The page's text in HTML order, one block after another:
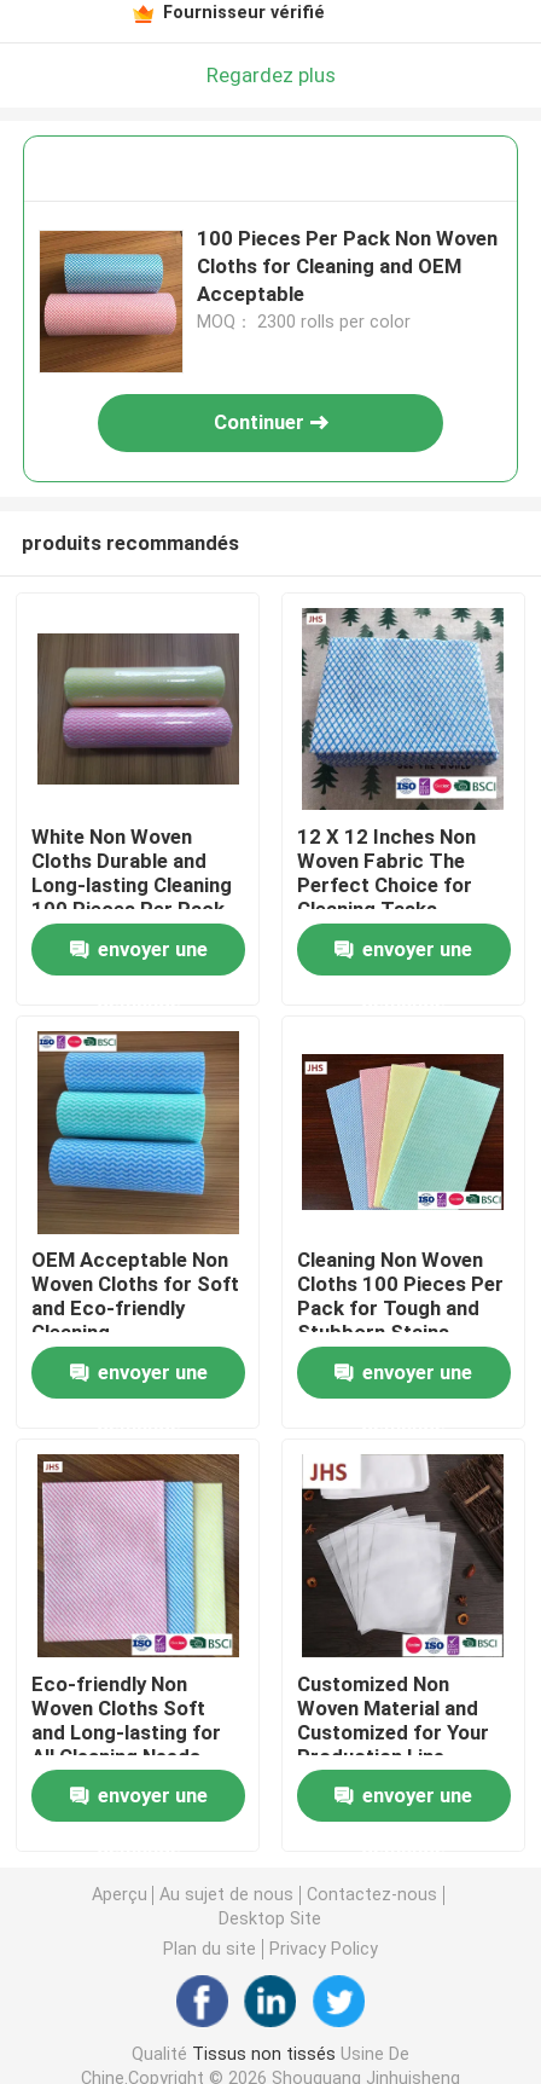
À la maison
Produits
Visite de l'usine
Contrôle de la qualité
Nous contacter
Nouvelles
Demandez un devis
Tissus non tissés
Rouleau jumbo non tissé
Nappe non-tissée
Tissu de nettoyage ménager
Chiffons de nettoyage de Spunlace
Chiffons de nettoyage jetables
Essuie-glaces pour les services alimentaires
Seringues de cuisine jetables
Fournisseur vérifié
Regardez plus
100 Pieces Per Pack Non Woven
Cloths for Cleaning and OEM
Acceptable
MOQ： 2300 rolls per color
Continuer
produits recommandés
White Non Woven
Cloths Durable and
Long-lasting Cleaning
100 Pieces Per Pack
envoyer une
12 X 12 Inches Non
Woven Fabric The
Perfect Choice for
Cleaning Tasks
envoyer une
OEM Acceptable Non
Woven Cloths for Soft
and Eco-friendly
Cleaning
envoyer une
Cleaning Non Woven
Cloths 100 Pieces Per
Pack for Tough and
Stubborn Stains
envoyer une
Eco-friendly Non
Woven Cloths Soft
and Long-lasting for
All Cleaning Needs
envoyer une
Customized Non
Woven Material and
Customized for Your
Production Line
Efficiency
envoyer une
Aperçu Au sujet de nous
Contactez-nous
Desktop Site
Plan du site
Privacy Policy
Qualité Tissus non tissés Usine De
Chine.Copyright © 2026 Shouguang Jinhuisheng